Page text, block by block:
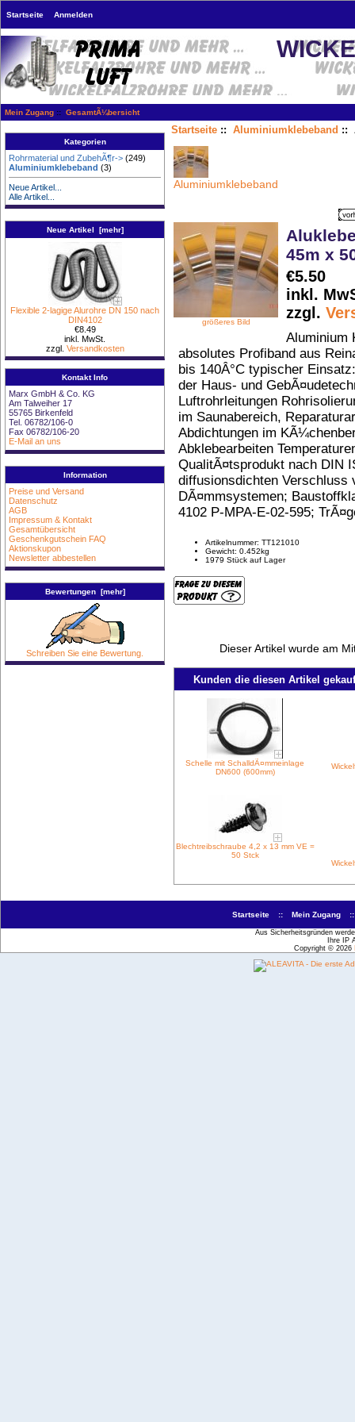
Startseite Anmelden
Mein Zugang:: GesamtÃ¼bersicht
Kategorien
Rohrmaterial und ZubehÃ¶r-> (249)
Aluminiumklebeband (3)
Neue Artikel...
Alle Artikel...
Neue Artikel [mehr]
Flexible 2-lagige Alurohre DN 150 nach
DIN4102
€8.49
inkl. MwSt.
zzgl. Versandkosten
Kontakt Info
Marx GmbH & Co. KG
Am Talweiher 17
55765 Birkenfeld
Tel. 06782/106-0
Fax 06782/106-20
E-Mail an uns
Information
Preise und Versand
Datenschutz
AGB
Impressum & Kontakt
Gesamtübersicht
Geschenkgutschein FAQ
Aktionskupon
Newsletter abbestellen
Bewertungen [mehr]
Schreiben Sie eine Bewertung.
Startseite:: Aluminiumklebeband ::
Aluminiumklebeband
größeres Bild
45m x
€5.50
inkl.
zzgl.
Aluminium
absolutes Profiband aus
bis 140Â°C typischer
der Haus- und
Luftrohrleitungen
im Saunabereich,
Abdichtungen im
Abklebearbeiten
QualitÃ¤tsprodukt nach DIN
diffusionsdichten Verschluss
DÃ¤mmsystemen;
4102 P-MPA-E-02-595;
Artikelnummer: TT121010
Gewicht: 0.452kg
1979 Stück auf Lager
Dieser Artikel wurde am
Kunden die diesen Artikel
Schelle mit SchalldÃ¤mmeinlage
DN600 (600mm)
Blechtreibschraube 4,2 x 13 mm VE =
50 Stck
Startseite :: Mein Zugang
Aus Sicherheitsgründen
Ihre IP
Copyright © 2026